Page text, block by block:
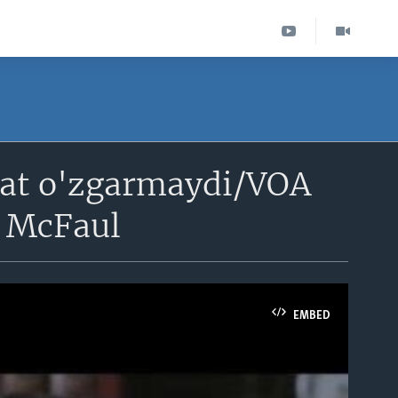
o'zgarmaydi/VOA
EMBED